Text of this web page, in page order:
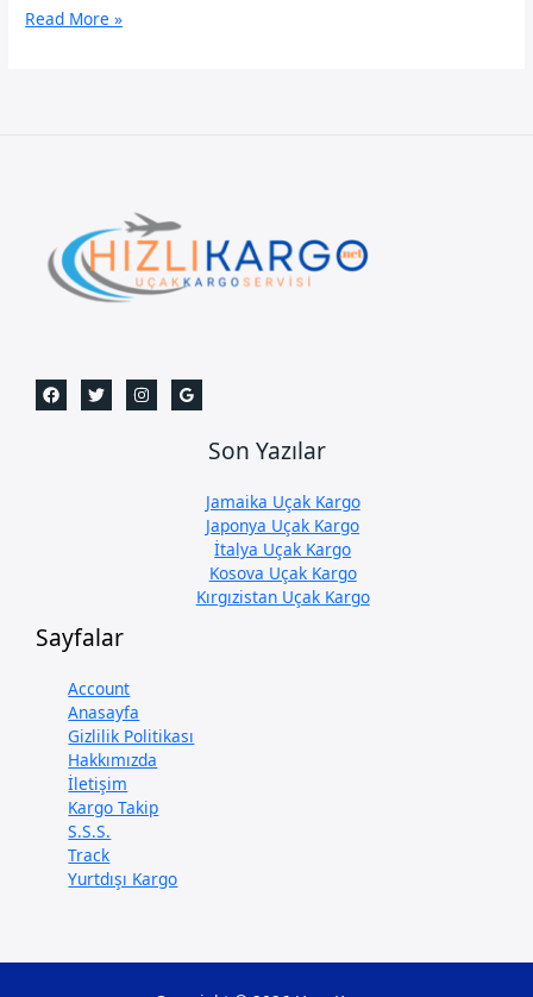
Dalaman
Read More »
Son Yazılar
Jamaika Uçak Kargo
Japonya Uçak Kargo
İtalya Uçak Kargo
Kosova Uçak Kargo
Kırgızistan Uçak Kargo
Sayfalar
Account
Anasayfa
Gizlilik Politikası
Hakkımızda
İletişim
Kargo Takip
S.S.S.
Track
Yurtdışı Kargo